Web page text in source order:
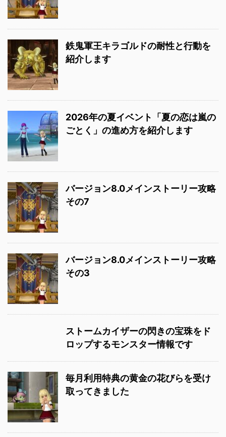
鉄鬼軍王キラゴルドの耐性と行動を
紹介します
2026年の夏イベント「夏の恋は嵐の
ごとく」の進め方を紹介します
バージョン8.0メインストーリー攻略
その7
バージョン8.0メインストーリー攻略
その3
ストームカイザーの閃きの宝珠をド
ロップするモンスター情報です
毎月利用特典の黄金の花びらを受け
取ってきました